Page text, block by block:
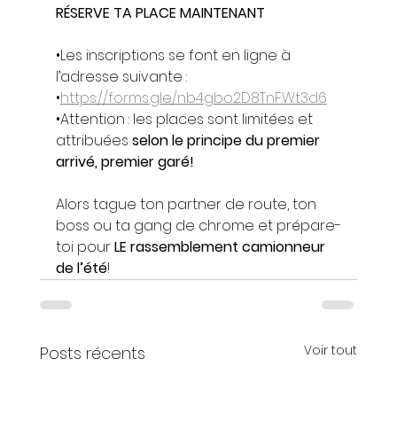
RÉSERVE TA PLACE MAINTENANT
•Les inscriptions se font en ligne à
l’adresse suivante :
•https://forms.gle/nb4gbo2D8TnFWt3d6
•Attention : les places sont limitées et
attribuées selon le principe du premier
arrivé, premier garé!
Alors tague ton partner de route, ton
boss ou ta gang de chrome et prépare-
toi pour LE rassemblement camionneur
de l’été!
Posts récents Voir tout